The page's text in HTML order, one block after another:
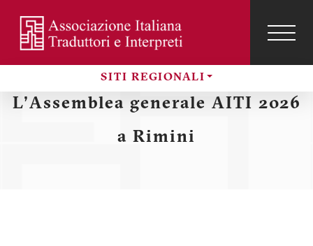
contenuto
principale
Sezioni
SITI REGIONALI
Menu
profilo
L'Assemblea generale AITI 2026
a Rimini